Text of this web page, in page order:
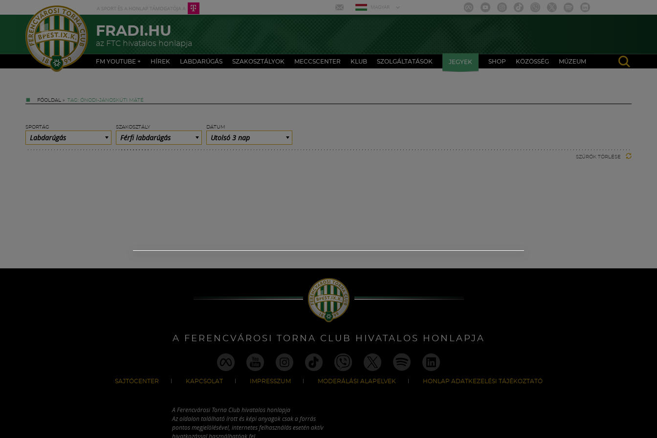
MAGYAR
FRADI.HU
az FTC hivatalos honlapja
FM YOUTUBE + HÍREK LABDARÚGÁS SZAKOSZTÁLYOK MECCSCENTER KLUB SZOLGÁLTATÁSOK JEGYEK SHOP KÖZÖSSÉG MÚZEUM
FŐOLDAL » TAG: ÓNODI-JÁNOSKÚTI MÁTÉ
SPORTÁG
Labdarúgás
SZAKOSZTÁLY
Férfi labdarúgás
DÁTUM
Utolsó 3 nap
SZŰRŐK TÖRLÉSE
A FERENCVÁROSI TORNA CLUB HIVATALOS HONLAPJA
SAJTÓCENTER KAPCSOLAT IMPRESSZUM MODERÁLÁSI ALAPELVEK HONLAP ADATKEZELÉSI TÁJÉKOZTATÓ
A Ferencvárosi Torna Club hivatalos honlapja
Az oldalon található írott és képi anyagok csak a forrás
pontos megjelölésével, internetes felhasználás esetén aktív
hivatkozással használhatóak fel.